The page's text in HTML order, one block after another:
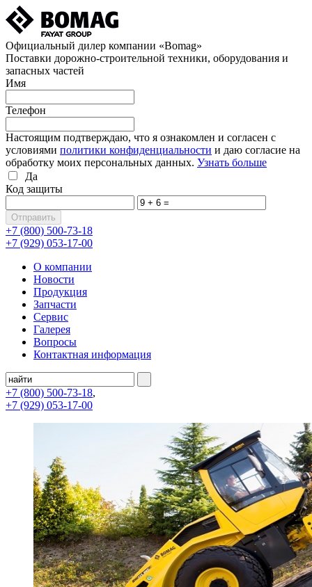
Официальный дилер компании «Bomag»
Поставки дорожно-строительной техники, оборудования и
запасных частей
Имя
Телефон
Настоящим подтверждаю, что я ознакомлен и согласен с
условиями политики конфиденциальности и даю согласие на
обработку моих персональных данных. Узнать больше
Да
Код защиты
+7 (800) 500-73-18
+7 (929) 053-17-00
О компании
Новости
Продукция
Запчасти
Сервис
Галерея
Вопросы
Контактная информация
+7 (800) 500-73-18,
+7 (929) 053-17-00